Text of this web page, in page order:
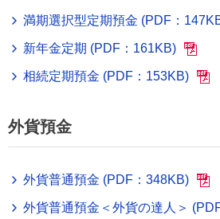
満期選択型定期預金 (PDF：
新年金定期 (PDF：161KB)
相続定期預金 (PDF：153KB)
外貨預金
外貨普通預金 (PDF：348KB)
外貨普通預金＜外貨の達人＞